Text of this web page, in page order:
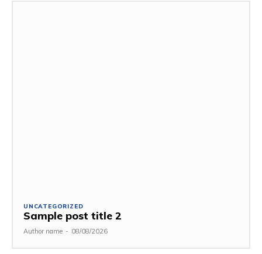
UNCATEGORIZED
Sample post title 2
Author name - 08/08/2026